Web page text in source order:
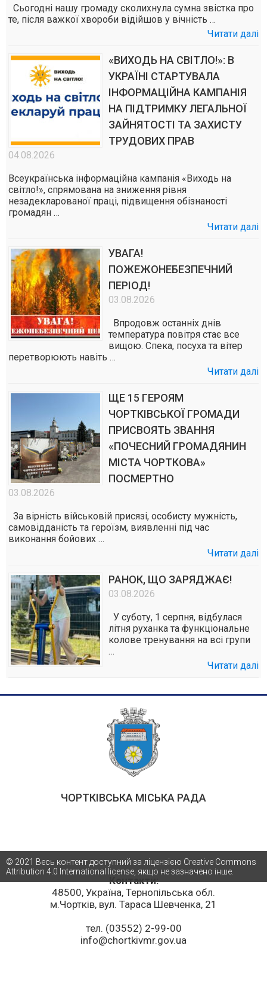
Сьогодні нашу громаду сколихнула сумна звістка про
те, після важкої хвороби відійшов у вічність …
Читати далі
«ВИХОДЬ НА СВІТЛО!»: В
УКРАЇНІ СТАРТУВАЛА
ІНФОРМАЦІЙНА КАМПАНІЯ
НА ПІДТРИМКУ ЛЕГАЛЬНОЇ
ЗАЙНЯТОСТІ ТА ЗАХИСТУ
ТРУДОВИХ ПРАВ
04.08.2026
Всеукраїнська інформаційна кампанія «Виходь на
світло!», спрямована на зниження рівня
незадекларованої праці, підвищення обізнаності
громадян …
Читати далі
УВАГА!
ПОЖЕЖОНЕБЕЗПЕЧНИЙ
ПЕРІОД!
03.08.2026
Впродовж останніх днів
температура повітря стає все
вищою. Спека, посуха та вітер
перетворюють навіть …
Читати далі
ЩЕ 15 ГЕРОЯМ
ЧОРТКІВСЬКОЇ ГРОМАДИ
ПРИСВОЯТЬ ЗВАННЯ
«ПОЧЕСНИЙ ГРОМАДЯНИН
МІСТА ЧОРТКОВА»
ПОСМЕРТНО
03.08.2026
За вірність військовій присязі, особисту мужність,
самовідданість та героїзм, виявленні під час
виконання бойових …
Читати далі
РАНОК, ЩО ЗАРЯДЖАЄ!
03.08.2026
У суботу, 1 серпня, відбулася
літня руханка та функціональне
колове тренування на всі групи
…
Читати далі
ЧОРТКІВСЬКА МІСЬКА РАДА
Контакти:
48500, Україна, Тернопільська обл.
м.Чортків, вул. Тараса Шевченка, 21
тел. (03552) 2-99-00
info@chortkivmr.gov.ua
© 2021 Весь контент доступний за ліцензією Creative Commons
Attribution 4.0 International license, якщо не зазначено інше.